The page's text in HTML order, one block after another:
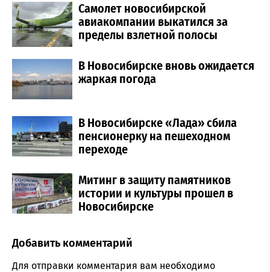
Самолет новосибирской
авиакомпании выкатился за
пределы взлетной полосы
В Новосибирске вновь ожидается
жаркая погода
В Новосибирске «Лада» сбила
пенсионерку на пешеходном
переходе
Митинг в защиту памятников
истории и культуры прошел в
Новосибирске
Comment section
Добавить комментарий
Для отправки комментария вам необходимо